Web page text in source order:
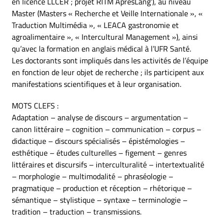
Master (Masters « Recherche et Veille Internationale », «
Traduction Multimédia », « LEACA gastronomie et
agroalimentaire », « Intercultural Management »), ainsi
qu’avec la formation en anglais médical à l’UFR Santé.
Les doctorants sont impliqués dans les activités de l’équipe
en fonction de leur objet de recherche ; ils participent aux
manifestations scientifiques et à leur organisation.
MOTS CLEFS :
Adaptation – analyse de discours – argumentation –
canon littéraire – cognition – communication – corpus –
didactique – discours spécialisés – épistémologies –
esthétique – études culturelles – figement – genres
littéraires et discursifs – interculturalité – intertextualité
– morphologie – multimodalité – phraséologie –
pragmatique – production et réception – rhétorique –
sémantique – stylistique – syntaxe – terminologie –
tradition – traduction – transmissions.